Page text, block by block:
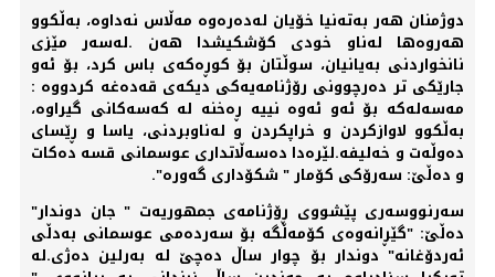
دوژمنان ھەر بەتەنیا خۆیان لەدەرەوە مەڵاس نەداوە، بەڵکوو
ھەروەھا لەناو خودی کۆشکیشدا هەن .لەسەر مێزی
نانخواردنی بەیانیان، سوڵتان بۆ کوڕەکەی باس کرد، بۆ ئەو
جارێکی تر دەرچوونی رۆژنامەیەکی دیکەی قەدەغە کردووە :
مەسەلەکە بۆ ئەو ئەوە نییە ڕەخنە لە کەسەکانی گیراوە،
بەڵکوو لاوازکردن و خراپکردن و لەناوبردنی، یاسا و ڕێسای
دەوڵەت و خەلیفە.لێرەدا دەسەڵاتداری عوسمانی قسە دەکات
و دەڵێ: سەرۆکی کۆمار " شکۆداری گەورە".
سەرنووسەری پێشووی ڕۆژنامەی جمھوریەت " جان دوندار"
دەڵێ: "گێڕانەوەی کۆمەڵگە بۆ سەردەمی عوسمانی بەدڵی
ئەردۆغانە" دوندار بۆ چوار ساڵ دەچێ لە بەرلین دەژی.لە